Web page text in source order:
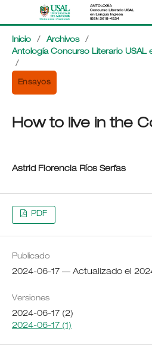
Inicio / Archivos
/
Antología Concurso Literario USAL
/
Ensayos
How to live in the
Astrid Florencia Ríos Serfas
PDF
Publicado
2024-06-17 — Actualizado el
Versiones
2024-06-17 (2)
2024-06-17 (1)